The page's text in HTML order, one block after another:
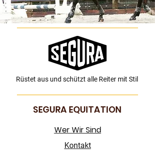
Rüstet aus und schützt alle Reiter mit Stil
SEGURA EQUITATION
Wer Wir Sind
Kontakt